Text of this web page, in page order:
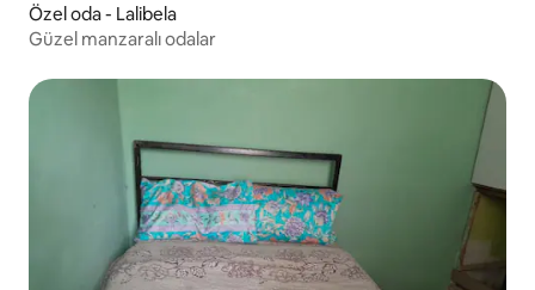
Özel oda - Lalibela
Güzel manzaralı odalar